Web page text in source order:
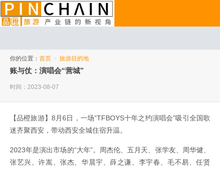
你的位置： 首页 > 旅游目的地
账与仗：演唱会“营城”
时间：2023-08-07
【品橙旅游】8月6日，一场“TFBOYS十年之约演唱会”吸引全国歌
迷齐聚西安，带动西安全城住宿升温。
2023年是演出市场的“大年”。周杰伦、五月天、张学友、周华健、
张艺兴、许嵩、张杰、华晨宇、薛之谦、李宇春、毛不易、任贤